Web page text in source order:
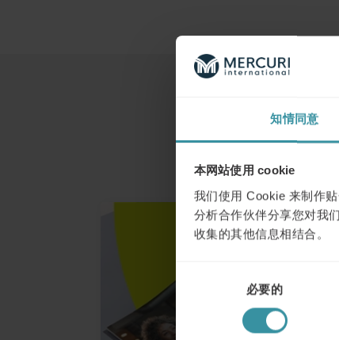
知情同意
本网站使用 cookie
我们使用 Cookie 来制作
分析合作伙伴分享您对我
收集的其他信息相结合。
择
必要的